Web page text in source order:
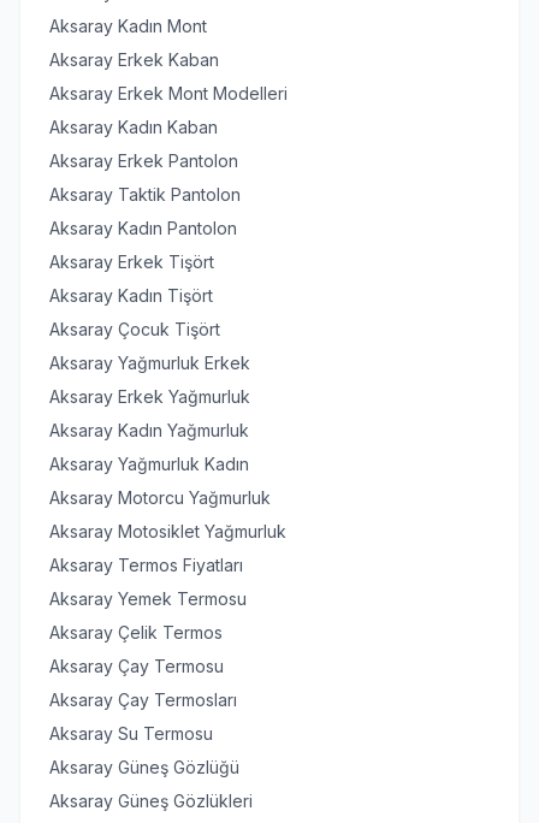
Aksaray Kadın Mont
Aksaray Erkek Kaban
Aksaray Erkek Mont Modelleri
Aksaray Kadın Kaban
Aksaray Erkek Pantolon
Aksaray Taktik Pantolon
Aksaray Kadın Pantolon
Aksaray Erkek Tişört
Aksaray Kadın Tişört
Aksaray Çocuk Tişört
Aksaray Yağmurluk Erkek
Aksaray Erkek Yağmurluk
Aksaray Kadın Yağmurluk
Aksaray Yağmurluk Kadın
Aksaray Motorcu Yağmurluk
Aksaray Motosiklet Yağmurluk
Aksaray Termos Fiyatları
Aksaray Yemek Termosu
Aksaray Çelik Termos
Aksaray Çay Termosu
Aksaray Çay Termosları
Aksaray Su Termosu
Aksaray Güneş Gözlüğü
Aksaray Güneş Gözlükleri